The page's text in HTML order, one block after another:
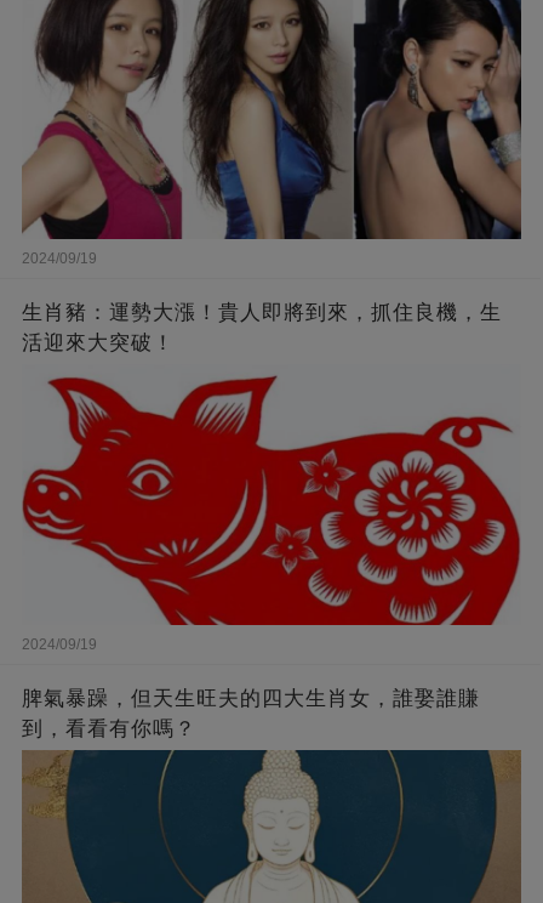
2024/09/19
生肖豬：運勢大漲！貴人即將到來，抓住良機，生
活迎來大突破！
2024/09/19
脾氣暴躁，但天生旺夫的四大生肖女，誰娶誰賺
到，看看有你嗎？